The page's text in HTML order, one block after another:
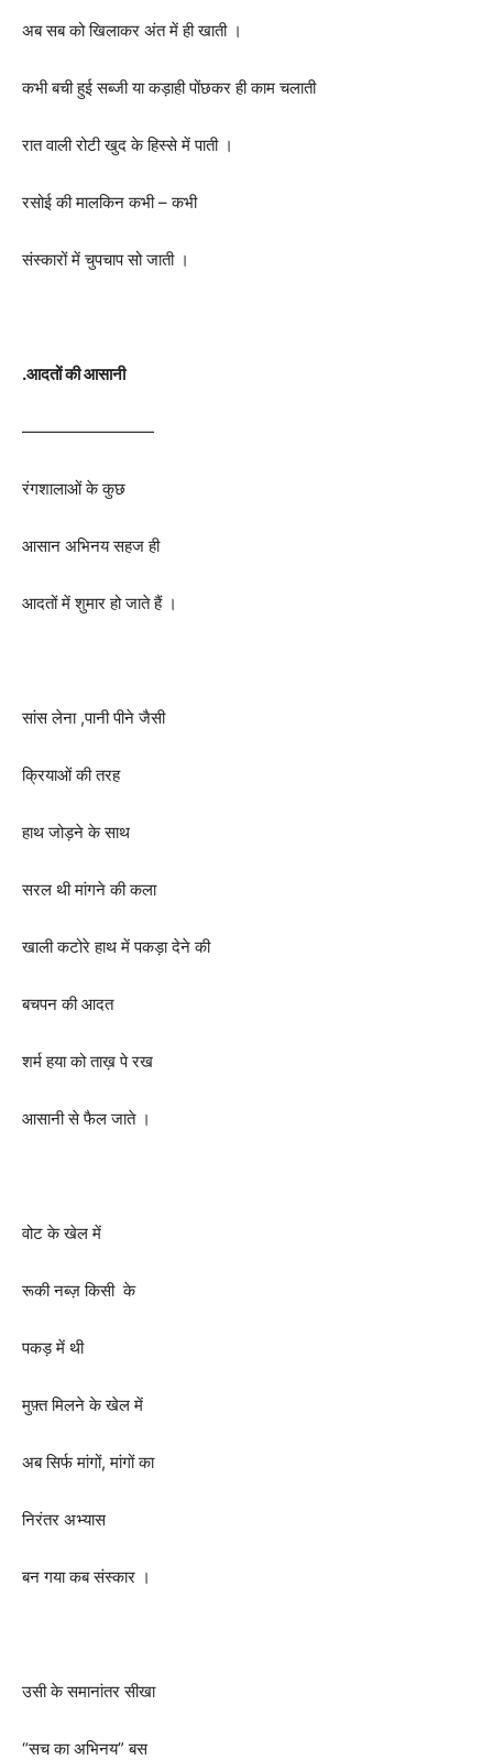
अब सब को खिलाकर अंत में ही खाती ।
कभी बची हुई सब्जी या कड़ाही पोंछकर ही काम चलाती
रात वाली रोटी खुद के हिस्से में पाती ।
रसोई की मालकिन कभी – कभी
संस्कारों में चुपचाप सो जाती ।
.आदतों की आसानी
————————
रंगशालाओं के कुछ
आसान अभिनय सहज ही
आदतों में शुमार हो जाते हैं ।
सांस लेना ,पानी पीने जैसी
क्रियाओं की तरह
हाथ जोड़ने के साथ
सरल थी मांगने की कला
खाली कटोरे हाथ में पकड़ा देने की
बचपन की आदत
शर्म हया को ताख़ पे रख
आसानी से फैल जाते ।
वोट के खेल में
रूकी नब्ज़ किसी के
पकड़ में थी
मुफ़्त मिलने के खेल में
अब सिर्फ मांगों, मांगों का
निरंतर अभ्यास
बन गया कब संस्कार ।
उसी के समानांतर सीखा
“सच का अभिनय” बस